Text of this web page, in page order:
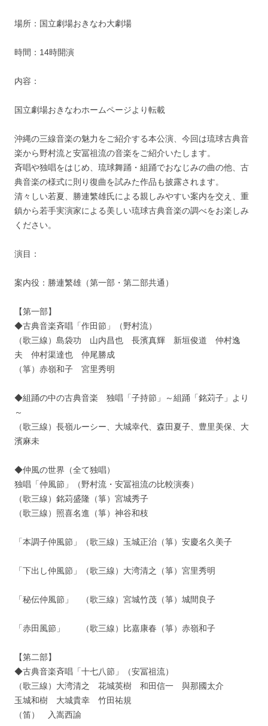
場所：国立劇場おきなわ大劇場
時間：14時開演
内容：
国立劇場おきなわホームページより転載
沖縄の三線音楽の魅力をご紹介する本公演、今回は琉球古典音
楽から野村流と安冨祖流の音楽をご紹介いたします。
斉唱や独唱をはじめ、琉球舞踊・組踊でおなじみの曲の他、古
典音楽の様式に則り復曲を試みた作品も披露されます。
清々しい若夏、勝連繁雄氏による親しみやすい案内を交え、重
鎮から若手実演家による美しい琉球古典音楽の調べをお楽しみ
ください。
演目：
案内役：勝連繁雄（第一部・第二部共通）
【第一部】
◆古典音楽斉唱「作田節」（野村流）
（歌三線）島袋功 山内昌也 長濱真輝 新垣俊道 仲村逸
夫 仲村渠達也 仲尾勝成
（箏）赤嶺和子 宮里秀明
◆組踊の中の古典音楽 独唱「子持節」～組踊「銘苅子」より
～
（歌三線）長嶺ルーシー、大城幸代、森田夏子、豊里美保、大
濱麻未
◆仲風の世界（全て独唱）
独唱「仲風節」（野村流・安冨祖流の比較演奏）
（歌三線）銘苅盛隆（箏）宮城秀子
（歌三線）照喜名進（箏）神谷和枝
「本調子仲風節」（歌三線）玉城正治（箏）安慶名久美子
「下出し仲風節」（歌三線）大湾清之（箏）宮里秀明
「秘伝仲風節」 （歌三線）宮城竹茂（箏）城間良子
「赤田風節」 （歌三線）比嘉康春（箏）赤嶺和子
【第二部】
◆古典音楽斉唱「十七八節」（安冨祖流）
（歌三線）大湾清之 花城英樹 和田信一 與那國太介
玉城和樹 大城貴幸 竹田祐規
（笛） 入嵩西諭